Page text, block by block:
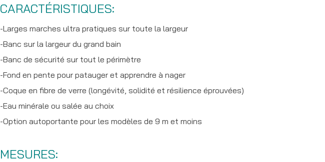
CARACTÉRISTIQUES:
-Larges marches ultra pratiques sur toute la largeur
-Banc sur la largeur du grand bain
-Banc de sécurité sur tout le périmètre
-Fond en pente pour patauger et apprendre à nager
-Coque en fibre de verre (longévité, solidité et résilience éprouvées)
-Eau minérale ou salée au choix
-Option autoportante pour les modèles de 9 m et moins
MESURES: